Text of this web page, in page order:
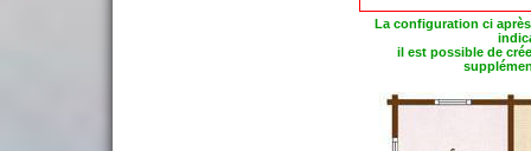
La configuration ci
il est possible de